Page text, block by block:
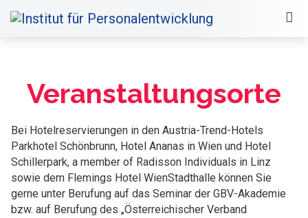
Veranstaltungsorte
Bei Hotelreservierungen in den Austria-Trend-Hotels
Parkhotel Schönbrunn, Hotel Ananas in Wien und Hotel
Schillerpark, a member of Radisson Individuals in Linz
sowie dem Flemings Hotel WienStadthalle können Sie
gerne unter Berufung auf das Seminar der GBV-Akademie
bzw. auf Berufung des „Österreichischer Verband